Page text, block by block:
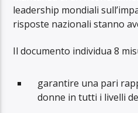
leadership mondiali
risposte nazionali stanno
Il documento individua 8
garantire una pari
donne in tutti i livelli